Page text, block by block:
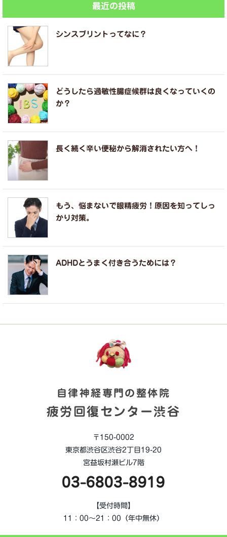
最近の投稿
シンスプリントってなに？
どうしたら過敏性腸症候群は良くなっていくの
か？
長く続く辛い便秘から解消されたい方へ！
もう、悩まないで眼精疲労！原因を知ってしっ
かり対策。
ADHDとうまく付き合うためには？
自律神経専門の整体院
疲労回復センター渋谷
〒150-0002
東京都渋谷区渋谷2丁目19-20
宮益坂村瀬ビル7階
03-6803-8919
【受付時間】
11：00～21：00（年中無休）